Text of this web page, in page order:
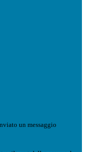
un messaggio